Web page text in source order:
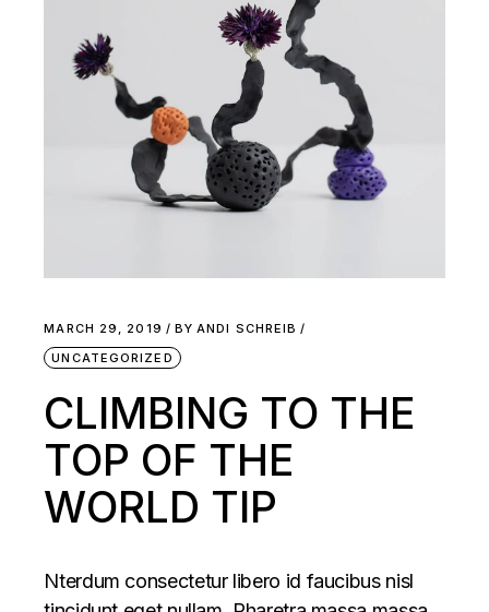
MARCH 29, 2019 BY ANDI SCHREIB
UNCATEGORIZED
CLIMBING TO THE
TOP OF THE
WORLD TIP
Nterdum consectetur libero id faucibus nisl